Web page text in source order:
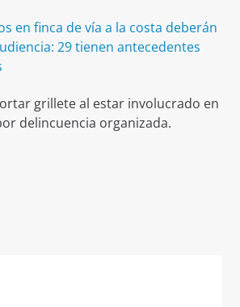
en finca de vía a la costa deberán
29 tienen antecedentes
grillete al estar involucrado en
delincuencia organizada.